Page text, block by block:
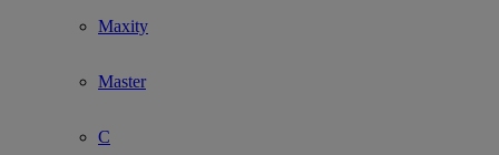
Maxity
Master
C